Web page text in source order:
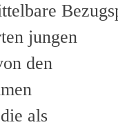
jungen
den
als